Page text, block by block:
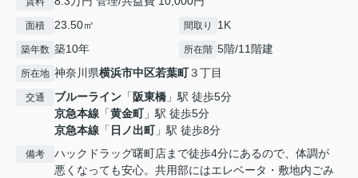
面積 23.50㎡ 間取り 1K
築年数 築10年 所在階 5階/11階建
所在地 神奈川県横浜市中区若葉町３丁目
交通 ブルーライン 「 阪東橋 」駅 徒歩5分
京急本線 「黄金町」駅 徒歩5分
京急本線 「 日ノ出町」駅 徒歩8分
備考
ハックドラッグ曙町店まで徒歩4分にあるので、体調が
悪くなっても安心。共用部にはエレベータ・敷地内ごみ